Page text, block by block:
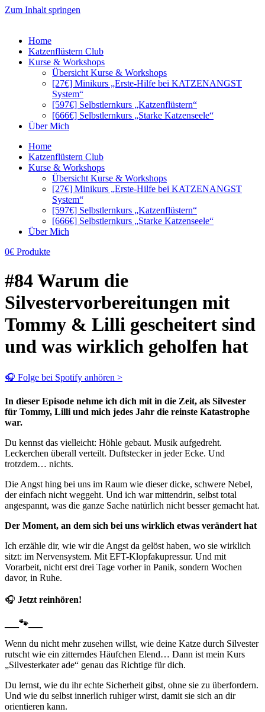
Zum Inhalt springen
Home
Katzenflüstern Club
Kurse & Workshops
Übersicht Kurse & Workshops
[27€] Minikurs „Erste-Hilfe bei KATZENANGST
System“
[597€] Selbstlernkurs „Katzenflüstern“
[666€] Selbstlernkurs „Starke Katzenseele“
Über Mich
Home
Katzenflüstern Club
Kurse & Workshops
Übersicht Kurse & Workshops
[27€] Minikurs „Erste-Hilfe bei KATZENANGST
System“
[597€] Selbstlernkurs „Katzenflüstern“
[666€] Selbstlernkurs „Starke Katzenseele“
Über Mich
0€ Produkte
#84 Warum die
Silvestervorbereitungen mit
Tommy & Lilli gescheitert sind
und was wirklich geholfen hat
🎧 Folge bei Spotify anhören >
In dieser Episode nehme ich dich mit in die Zeit, als Silvester
für Tommy, Lilli und mich jedes Jahr die reinste Katastrophe
war.
Du kennst das vielleicht: Höhle gebaut. Musik aufgedreht.
Leckerchen überall verteilt. Duftstecker in jeder Ecke. Und
trotzdem… nichts.
Die Angst hing bei uns im Raum wie dieser dicke, schwere Nebel,
der einfach nicht weggeht. Und ich war mittendrin, selbst total
angespannt, was die ganze Sache natürlich nicht besser gemacht hat.
Der Moment, an dem sich bei uns wirklich etwas verändert hat
Ich erzähle dir, wie wir die Angst da gelöst haben, wo sie wirklich
sitzt: im Nervensystem. Mit EFT-Klopfakupressur. Und mit
Vorarbeit, nicht erst drei Tage vorher in Panik, sondern Wochen
davor, in Ruhe.
🎧 Jetzt reinhören!
🐾
Wenn du nicht mehr zusehen willst, wie deine Katze durch Silvester
rutscht wie ein zitterndes Häufchen Elend… Dann ist mein Kurs
„Silvesterkater ade“ genau das Richtige für dich.
Du lernst, wie du ihr echte Sicherheit gibst, ohne sie zu überfordern.
Und wie du selbst innerlich ruhiger wirst, damit sie sich an dir
orientieren kann.